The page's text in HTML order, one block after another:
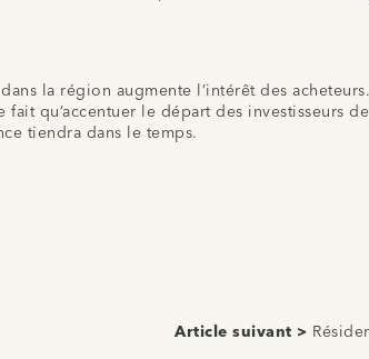
la région augmente l’intérêt des
qu’accentuer le départ des investisseurs
tiendra dans le temps.
Article suivant >